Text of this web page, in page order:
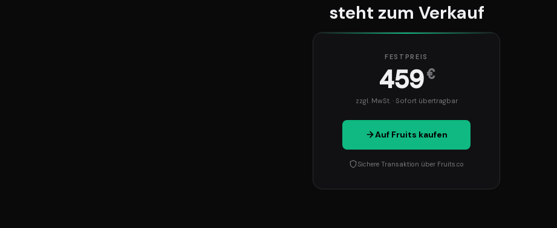
steht zum Verkauf
FESTPREIS
459€
zzgl. MwSt. · Sofort übertragbar
Auf Fruits kaufen
Sichere Transaktion über Fruits.co